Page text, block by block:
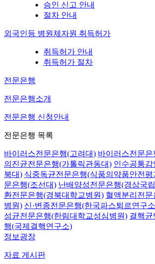
승인 신고 안내
절차 안내
외국인등 병원체자원 취득허가
취득허가 안내
취득허가 절차
전문은행
전문은행소개
전문은행 신청안내
전문은행 목록
바이러스전문은행(고려대) 바이러스전문
의진균전문은행(가톨릭관동대) 인수공통감
북대) 식중독균전문은행(식품의약품안전평
문은행(조선대) 난배양성전문은행(경상국
환전문은행(경북대학교병원) 혈액분리전
병원) 신·변종전문은행(한국파스퇴르연구
성균전문은행(한림대학교성심병원) 결핵
행(국제결핵연구소)
정보광장
자료 게시판